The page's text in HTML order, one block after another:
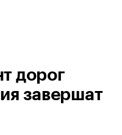
дорог
завершат